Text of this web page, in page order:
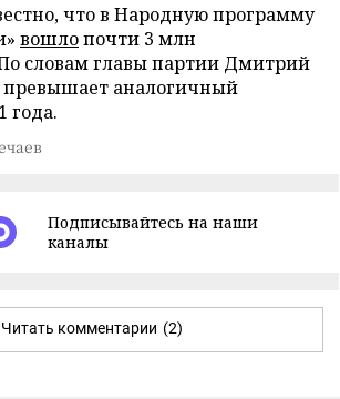
что в Народную программу
вошлопочти 3 млн
словам главы партии Дмитрий
превышает аналогичный
года.
Подписывайтесь на наши
каналы
Читать комментарии (2)